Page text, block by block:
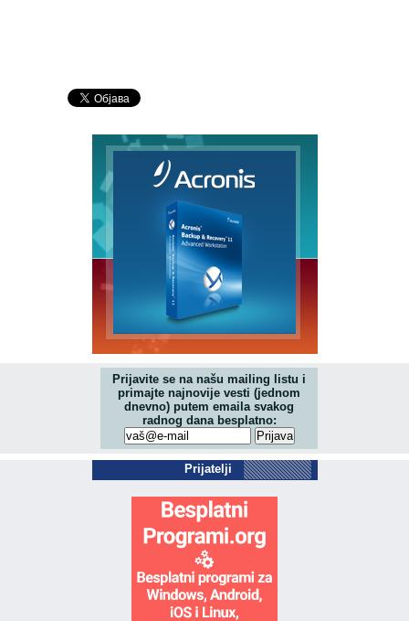
Prijavite se na našu mailing listu i
primajte najnovije vesti (jednom
dnevno) putem emaila svakog
radnog dana besplatno:
Prijatelji